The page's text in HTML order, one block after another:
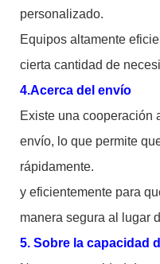
personalizado.
Equipos altamente
cierta cantidad de
4.Acerca del envío
Existe una cooperación
envío, lo que permite
rápidamente.
y eficientemente para
manera segura al lugar
5. Sobre la capacidad